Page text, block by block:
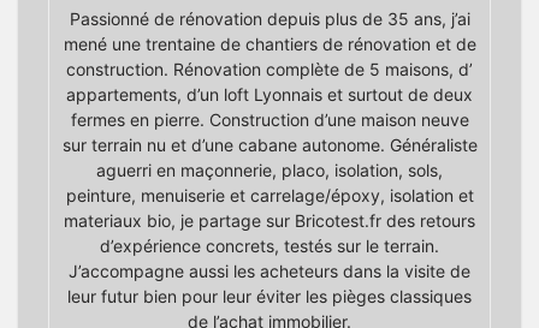
Passionné de rénovation depuis plus de 35 ans, j’ai
mené une trentaine de chantiers de rénovation et de
construction. Rénovation complète de 5 maisons, d’
appartements, d’un loft Lyonnais et surtout de deux
fermes en pierre. Construction d’une maison neuve
sur terrain nu et d’une cabane autonome. Généraliste
aguerri en maçonnerie, placo, isolation, sols,
peinture, menuiserie et carrelage/époxy, isolation et
materiaux bio, je partage sur Bricotest.fr des retours
d’expérience concrets, testés sur le terrain.
J’accompagne aussi les acheteurs dans la visite de
leur futur bien pour leur éviter les pièges classiques
de l’achat immobilier.